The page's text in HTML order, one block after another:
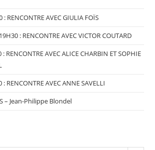
: RENCONTRE AVEC GIULIA FOÏS
: RENCONTRE AVEC VICTOR COUTARD
RENCONTRE AVEC ALICE CHARBIN ET SOPHIE
RENCONTRE AVEC ANNE SAVELLI
– Jean-Philippe Blondel